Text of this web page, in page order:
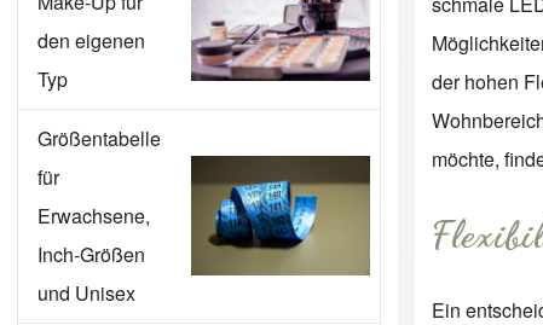
den eigenen
Typ
Größentabelle
für
Erwachsene,
Inch-Größen
und Unisex
der hohen
möchte,
Ein